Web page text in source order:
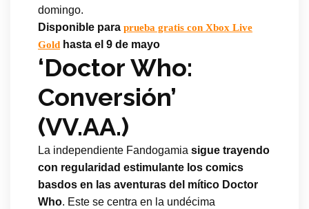
domingo.
Disponible para prueba gratis con Xbox Live
Gold hasta el 9 de mayo
‘Doctor Who:
Conversión’
(VV.AA.)
La independiente Fandogamia sigue trayendo
con regularidad estimulante los comics
basdos en las aventuras del mítico Doctor
Who. Este se centra en la undécima